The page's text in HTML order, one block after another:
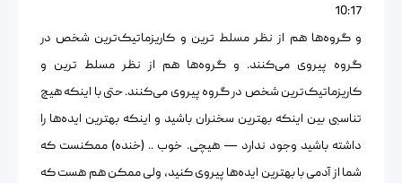
10:17
و گروه‌ها هم از نظر مسلط‌‌ ترین و کاریزماتیک‌‌ترین شخص در
گروه پیروی می‌کنند. و گروه‌ها هم از نظر مسلط‌ ترین و
کاریزماتیک‌ترین شخص در گروه پیروی می‌کنند. حتی با اینکه هیچ
تناسبی بین اینکه بهترین سخنران باشید و اینکه بهترین ایده‌ها را
داشته باشید وجود ندارد — هیچی. خوب .. (خنده) ممکنست که
شما از آدمی با بهترین ایده‌ها پیروی کنید، ولی ممکن هم هست که